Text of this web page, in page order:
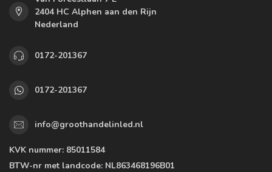
2404 HC Alphen aan den Rijn
Nederland
0172-201367
0172-201367
info@groothandelinled.nl
KVK nummer: 85011584
BTW-nr met landcode: NL863468196B01